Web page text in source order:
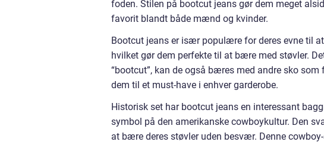
foden. Stilen på bootcut jeans gør dem meget
favorit blandt både mænd og kvinder.
Bootcut jeans er især populære for deres evne til
hvilket gør dem perfekte til at bære med støvler.
“bootcut”, kan de også bæres med andre sko
dem til et must-have i enhver garderobe.
Historisk set har bootcut jeans en interessant
symbol på den amerikanske cowboykultur. Den
at bære deres støvler uden besvær. Denne